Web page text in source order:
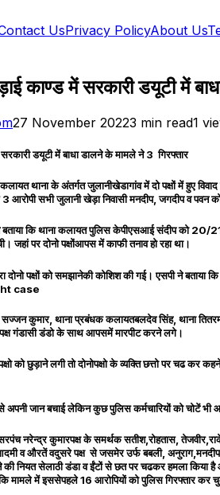
UsPrivacy PolicyAbout Us
काण्ड में सरकारी डयूटी में
27 November 20223 min read1
डयूटी में बाधा डालने के मामले ने 3 गिरफ्तार
थाना के अंतर्गत जुलानीखेडागांव में दो पक्षों में हुए
हुए 3 आरोपी सभी जुलानी खेड़ा निवासी मनदीप,
बताया कि थाना कलायत पुलिस केपीएसआई संदीप को 20/
जहां पर दोनो पक्षोंआपस में काफी तनाव हो रहा था।
दोनो पक्षों को समझानेकी कोशिश की गई। एसपी
case
कुमार, थाना प्रबंधक कलायतबलदेव सिंह, थाना
गंडासी डंडो के साथ आपसमें मारपीट करने लगे।
को छुड़ाने लगी तो दोनोपक्षो के व्यक्ति छत्तो पर चढ
से अपनी जान बचाई लेकिन कुछ पुलिस कर्मचारियों को चोटें
सरपंच नरेन्द्र कुमारपक्ष के समर्थक सतीश,रोहतास,
व औरतें वदुसरे पक्ष से जसमेर उर्फ बबली,
की नियत सेलाठी डंडा व ईंटों से छत पर चढकर हमला किया
मामले में इससेपहले 16 आरोपियों को पुलिस गिरफ्तार कर